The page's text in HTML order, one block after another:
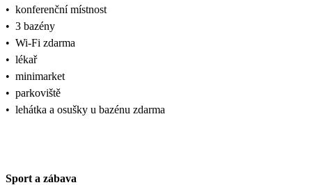
• konferenční místnost
• 3 bazény
• Wi-Fi zdarma
• lékař
• minimarket
• parkoviště
• lehátka a osušky u bazénu zdarma
Sport a zábava